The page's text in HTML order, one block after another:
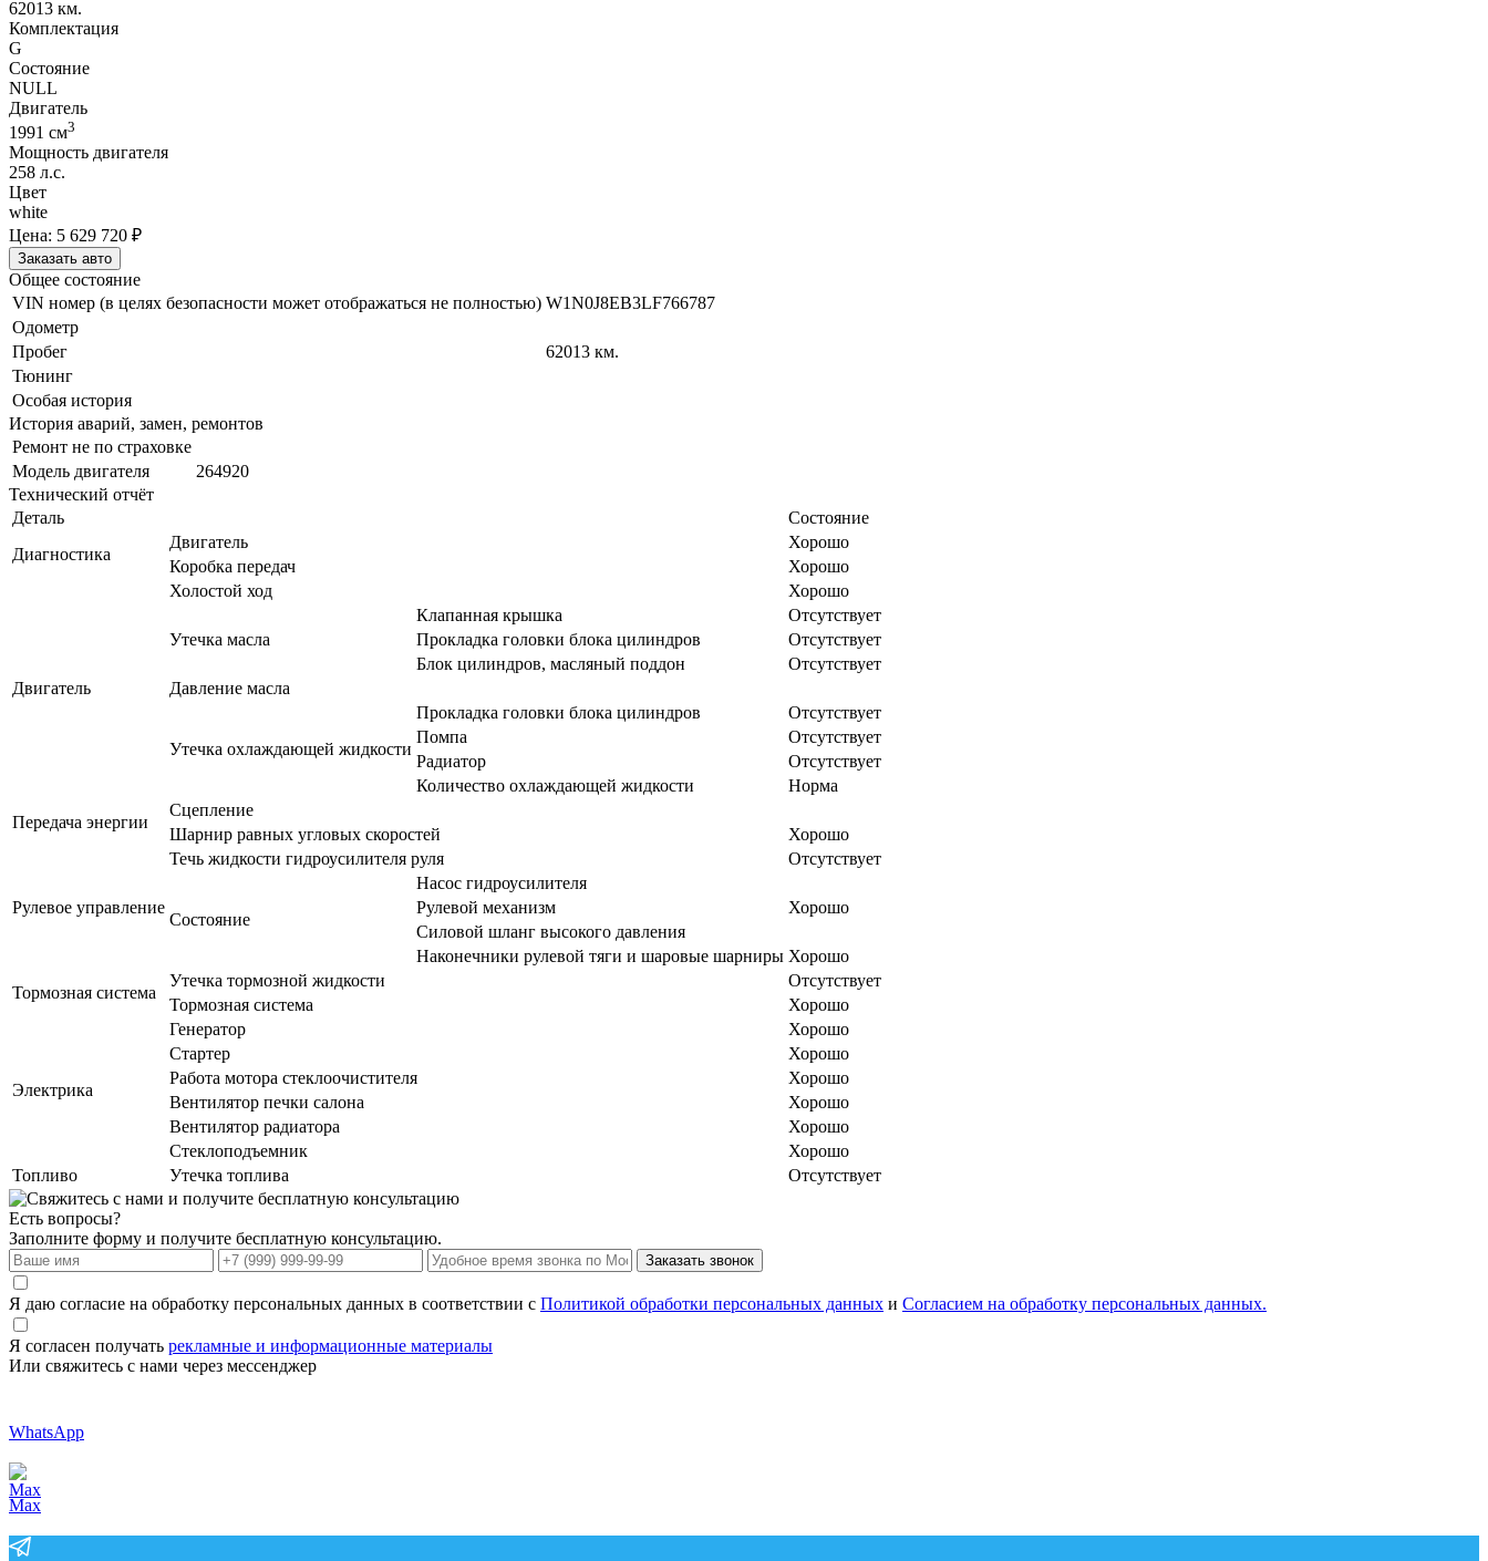
62013 км.
Комплектация
G
Состояние
NULL
Двигатель
1991 cм3
Мощность двигателя
258 л.с.
Цвет
white
Цена: 5 629 720 ₽
Заказать авто
Общее состояние
VIN номер (в целях безопасности может отображаться не полностью) W1N0J8EB3LF766787
Одометр
Пробег
62013 км.
Тюнинг
Особая история
История аварий, замен, ремонтов
Ремонт не по страховке
Модель двигателя
264920
Технический отчёт
Деталь
Состояние
Диагностика
Двигатель
Хорошо
Коробка передач
Хорошо
Двигатель
Холостой ход Хорошо
Утечка масла
Клапанная крышка
Отсутствует
Прокладка головки блока цилиндров
Отсутствует
Блок цилиндров, масляный поддон
Отсутствует
Давление масла
Утечка охлаждающей жидкости
Прокладка головки блока цилиндров
Отсутствует
Помпа
Отсутствует
Радиатор
Отсутствует
Количество охлаждающей жидкости
Норма
Передача энергии
Сцепление
Шарнир равных угловых скоростей
Хорошо
Рулевое управление
Течь жидкости гидроусилителя руля Отсутствует
Состояние
Насос гидроусилителя
Рулевой механизм
Хорошо
Силовой шланг высокого давления
Наконечники рулевой тяги и шаровые шарниры Хорошо
Тормозная система
Утечка тормозной жидкости
Отсутствует
Тормозная система
Хорошо
Электрика
Генератор
Хорошо
Стартер
Хорошо
Работа мотора стеклоочистителя
Хорошо
Вентилятор печки салона
Хорошо
Вентилятор радиатора
Хорошо
Стеклоподъемник
Хорошо
Топливо
Утечка топлива Отсутствует
Есть вопросы?
Заполните форму и получите бесплатную консультацию.
Заказать звонок
Я даю согласие на обработку персональных данных в соответствии с Политикой обработки персональных данных и Согласием на обработку персональных данных.
Я согласен получать рекламные и информационные материалы
Или свяжитесь с нами через мессенджер
WhatsApp
Max